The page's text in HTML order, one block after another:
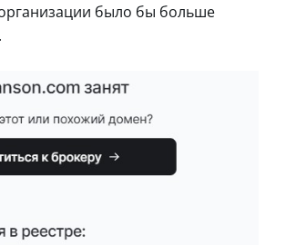
было бы больше